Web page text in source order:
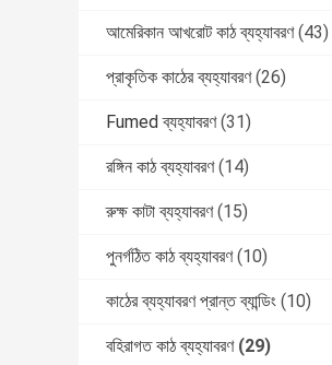
আমেরিকান আখরোট কাঠ ব্যহ্যাবরণ (43)
প্রাকৃতিক কাঠের ব্যহ্যাবরণ (26)
Fumed ব্যহ্যাবরণ (31)
রঙ্গিন কাঠ ব্যহ্যাবরণ (14)
রুক্ষ কাটা ব্যহ্যাবরণ (15)
পুনর্গঠিত কাঠ ব্যহ্যাবরণ (10)
কাঠের ব্যহ্যাবরণ প্রান্ত ব্যান্ডিং (10)
বহিরাগত কাঠ ব্যহ্যাবরণ (29)